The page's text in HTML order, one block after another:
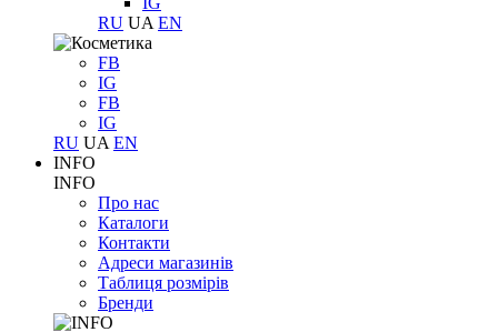
RU UA EN
FB
IG
FB
IG
RU UA EN
INFO
INFO
Про нас
Каталоги
Контакти
Адреси магазинів
Таблиця розмірів
Бренди